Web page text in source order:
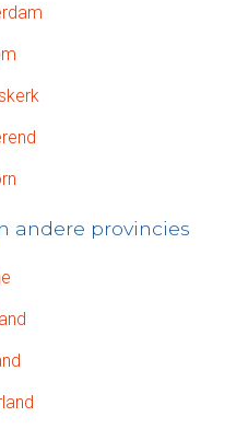
andere provincies